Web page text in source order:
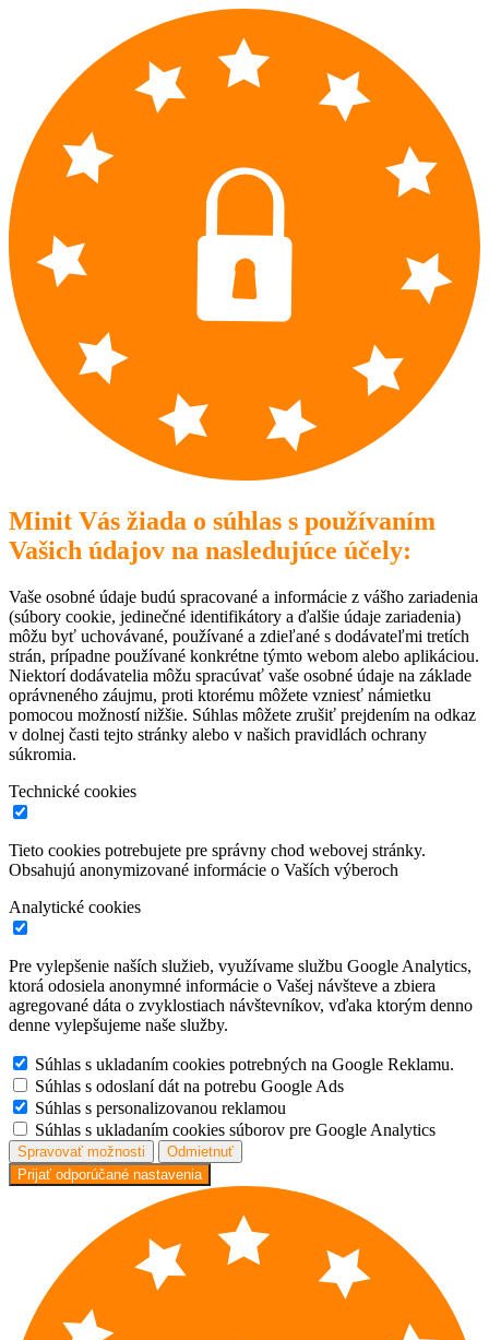
Minit Vás žiada o súhlas s používaním
Vašich údajov na nasledujúce účely:
Vaše osobné údaje budú spracované a informácie z vášho zariadenia
(súbory cookie, jedinečné identifikátory a ďalšie údaje zariadenia)
môžu byť uchovávané, používané a zdieľané s dodávateľmi tretích
strán, prípadne používané konkrétne týmto webom alebo aplikáciou.
Niektorí dodávatelia môžu spracúvať vaše osobné údaje na základe
oprávneného záujmu, proti ktorému môžete vzniesť námietku
pomocou možností nižšie. Súhlas môžete zrušiť prejdením na odkaz
v dolnej časti tejto stránky alebo v našich pravidlách ochrany
súkromia.
Technické cookies
Tieto cookies potrebujete pre správny chod webovej stránky.
Obsahujú anonymizované informácie o Vaších výberoch
Analytické cookies
Pre vylepšenie naších služieb, využívame službu Google Analytics,
ktorá odosiela anonymné informácie o Vašej návšteve a zbiera
agregované dáta o zvyklostiach návštevníkov, vďaka ktorým denno
denne vylepšujeme naše služby.
Súhlas s ukladaním cookies potrebných na Google Reklamu.
Súhlas s odoslaní dát na potrebu Google Ads
Súhlas s personalizovanou reklamou
Súhlas s ukladaním cookies súborov pre Google Analytics
Spravovať možnosti
Odmietnuť
Prijať odporúčané nastavenia